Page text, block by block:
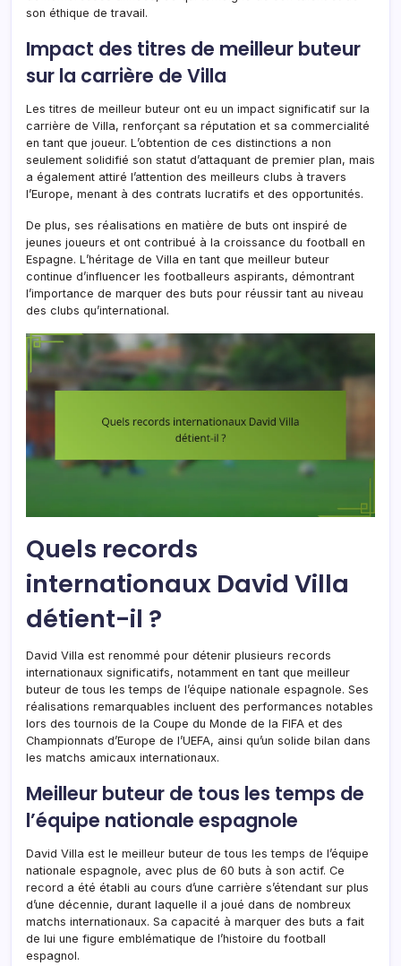
son éthique de travail.
Impact des titres de meilleur buteur
sur la carrière de Villa
Les titres de meilleur buteur ont eu un impact significatif sur la
carrière de Villa, renforçant sa réputation et sa commercialité
en tant que joueur. L’obtention de ces distinctions a non
seulement solidifié son statut d’attaquant de premier plan, mais
a également attiré l’attention des meilleurs clubs à travers
l’Europe, menant à des contrats lucratifs et des opportunités.
De plus, ses réalisations en matière de buts ont inspiré de
jeunes joueurs et ont contribué à la croissance du football en
Espagne. L’héritage de Villa en tant que meilleur buteur
continue d’influencer les footballeurs aspirants, démontrant
l’importance de marquer des buts pour réussir tant au niveau
des clubs qu’international.
Quels records
internationaux David Villa
détient-il ?
David Villa est renommé pour détenir plusieurs records
internationaux significatifs, notamment en tant que meilleur
buteur de tous les temps de l’équipe nationale espagnole. Ses
réalisations remarquables incluent des performances notables
lors des tournois de la Coupe du Monde de la FIFA et des
Championnats d’Europe de l’UEFA, ainsi qu’un solide bilan dans
les matchs amicaux internationaux.
Meilleur buteur de tous les temps de
l’équipe nationale espagnole
David Villa est le meilleur buteur de tous les temps de l’équipe
nationale espagnole, avec plus de 60 buts à son actif. Ce
record a été établi au cours d’une carrière s’étendant sur plus
d’une décennie, durant laquelle il a joué dans de nombreux
matchs internationaux. Sa capacité à marquer des buts a fait
de lui une figure emblématique de l’histoire du football
espagnol.